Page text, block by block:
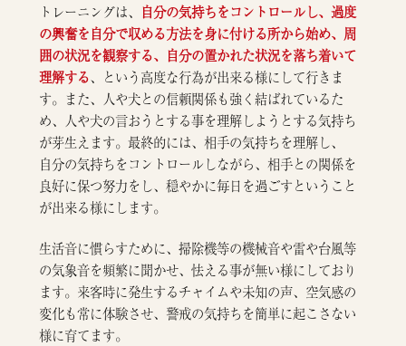
トレーニングは、 自分の気持ちをコントロールし、過度
の興奮を自分で収める方法を身に付ける所から始め、周
囲の状況を観察する、自分の置かれた状況を落ち着いて
理解する、という高度な行為が出来る様にして行きま
す。また、人や犬との信頼関係も強く結ばれているた
め、人や犬の言おうとする事を理解しようとする気持ち
が芽生えます。最終的には、相手の気持ちを理解し、
自分の気持ちをコントロールしながら、相手との関係を
良好に保つ努力をし、穏やかに毎日を過ごすということ
が出来る様にします。
生活音に慣らすために、掃除機等の機械音や雷や台風等
の気象音を頻繁に聞かせ、怯える事が無い様にしており
ます。来客時に発生するチャイムや未知の声、空気感の
変化も常に体験させ、警戒の気持ちを簡単に起こさない
様に育てます。